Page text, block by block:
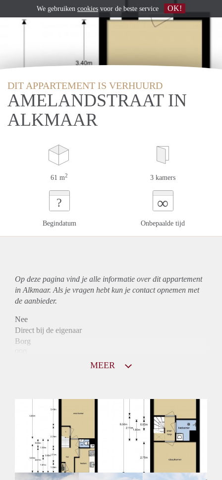
DIT APPARTEMENT IS VERHUURD
AMELANDSTRAAT IN
ALKMAAR
61 m2 3 kamers
?
Begindatum
∞
Onbepaalde tijd
Op deze pagina vind je alle informatie over ditappartement
in Alkmaar. Als je vragen hebt kun je contact opnemen met
de aanbieder.
Nee
Direct bij de eigenaar
Borg
Inkomen eis
3,2 X Maandhuur Bruto
Huurtermijn
Onbepaalde termijn
Oplevering
Kaal
MEER
We gebruiken cookies voor de beste service OK!